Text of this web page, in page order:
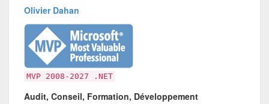
Olivier Dahan
MVP 2008-2027 .NET
Audit, Conseil, Formation, Développement